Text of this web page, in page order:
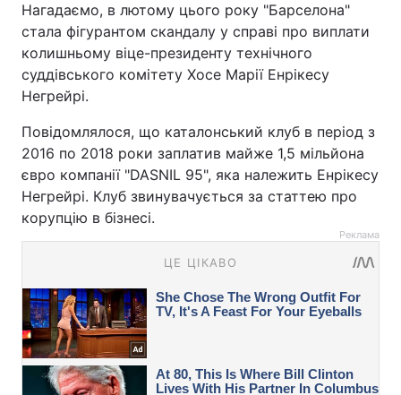
Нагадаємо, в лютому цього року "Барселона"
стала фігурантом скандалу у справі про виплати
колишньому віце-президенту технічного
суддівського комітету Хосе Марії Енрікесу
Негрейрі.
Повідомлялося, що каталонський клуб в період з
2016 по 2018 роки заплатив майже 1,5 мільйона
євро компанії "DASNIL 95", яка належить Енрікесу
Негрейрі. Клуб звинувачується за статтею про
корупцію в бізнесі.
Реклама